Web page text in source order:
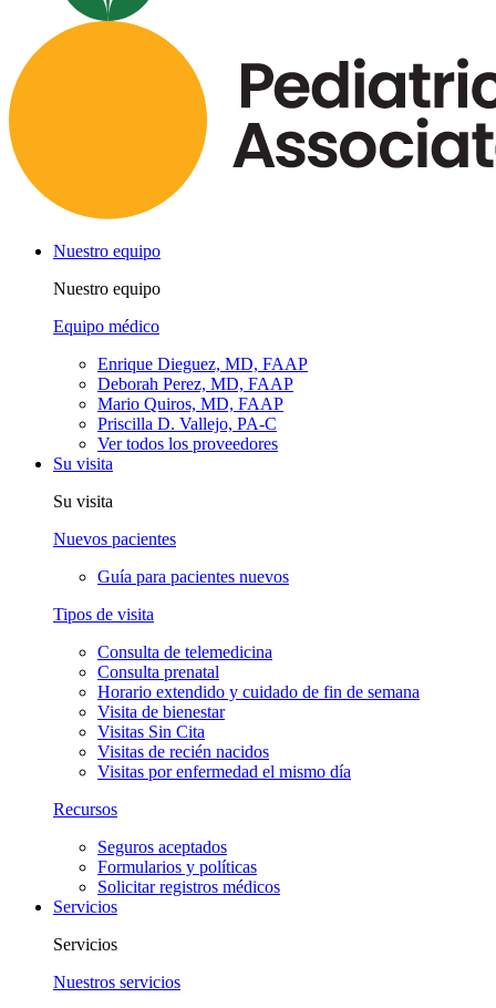
Nuestro equipo
Nuestro equipo
Equipo médico
Enrique Dieguez, MD, FAAP
Deborah Perez, MD, FAAP
Mario Quiros, MD, FAAP
Priscilla D. Vallejo, PA-C
Ver todos los proveedores
Su visita
Su visita
Nuevos pacientes
Guía para pacientes nuevos
Tipos de visita
Consulta de telemedicina
Consulta prenatal
Horario extendido y cuidado de fin de semana
Visita de bienestar
Visitas Sin Cita
Visitas de recién nacidos
Visitas por enfermedad el mismo día
Recursos
Seguros aceptados
Formularios y políticas
Solicitar registros médicos
Servicios
Servicios
Nuestros servicios